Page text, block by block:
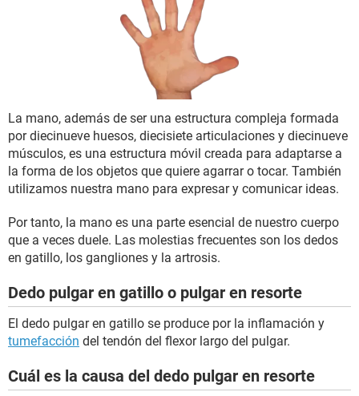
La mano, además de ser una estructura compleja formada
por diecinueve huesos, diecisiete articulaciones y diecinueve
músculos, es una estructura móvil creada para adaptarse a
la forma de los objetos que quiere agarrar o tocar. También
utilizamos nuestra mano para expresar y comunicar ideas.
Por tanto, la mano es una parte esencial de nuestro cuerpo
que a veces duele. Las molestias frecuentes son los dedos
en gatillo, los gangliones y la artrosis.
Dedo pulgar en gatillo o pulgar en resorte
El dedo pulgar en gatillo se produce por la inflamación y
tumefacción del tendón del flexor largo del pulgar.
Cuál es la causa del dedo pulgar en resorte